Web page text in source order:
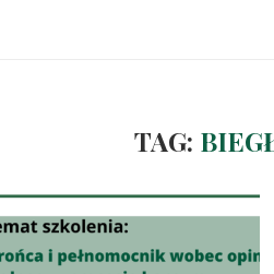
TAG: